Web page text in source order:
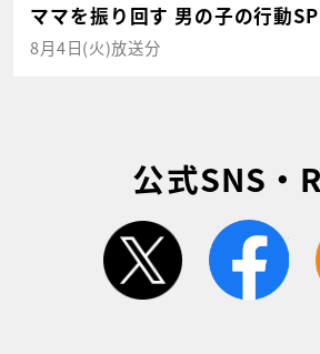
ママを振り回す 男の子の行動SP
8月4日(火)放送分
公式SNS・
twitter